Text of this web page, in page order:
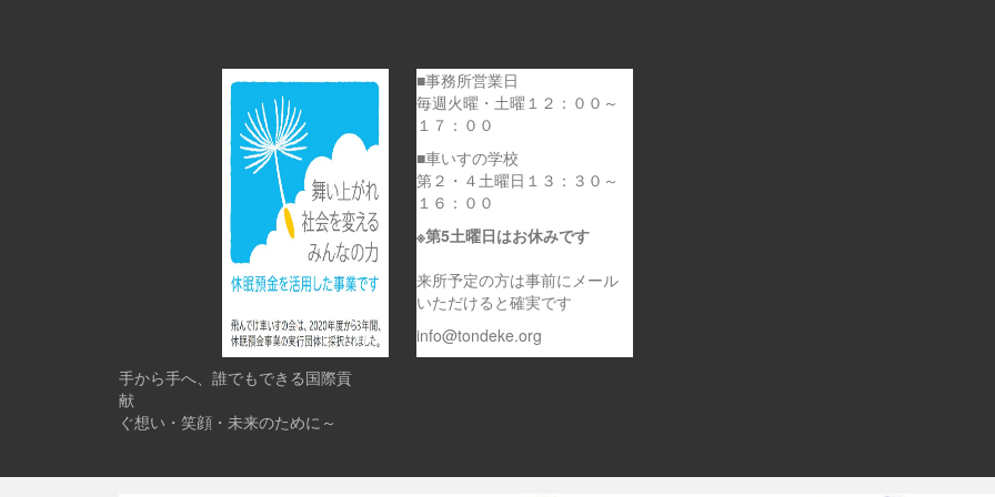
■事務所営業日
毎週火曜・土曜１２：００～
１７：００
■車いすの学校
第２・４土曜日１３：３０～
１６：００
※第5土曜日はお休みです
来所予定の方は事前にメール
いただけると確実です
info@tondeke.org
手から手へ、誰でもできる国際貢
献 ～車いす
ぐ想い・笑顔・未来のために～